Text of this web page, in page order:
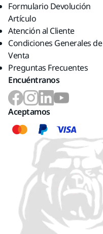
Formulario Devolución
Artículo
Atención al Cliente
Condiciones Generales de
Venta
Preguntas Frecuentes
Encuéntranos
Aceptamos